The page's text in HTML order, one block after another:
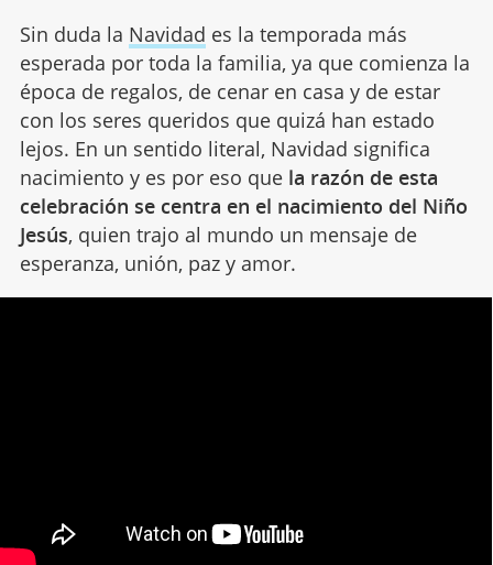
Sin duda la Navidad es la temporada más
esperada por toda la familia, ya que comienza la
época de regalos, de cenar en casa y de estar
con los seres queridos que quizá han estado
lejos. En un sentido literal, Navidad significa
nacimiento y es por eso que la razón de esta
celebración se centra en el nacimiento del Niño
Jesús, quien trajo al mundo un mensaje de
esperanza, unión, paz y amor.